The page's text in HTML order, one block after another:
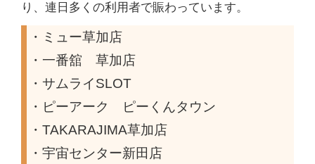
り、連日多くの利用者で賑わっています。
・ミュー草加店
・一番舘 草加店
・サムライSLOT
・ピーアーク ピーくんタウン
・TAKARAJIMA草加店
・宇宙センター新田店